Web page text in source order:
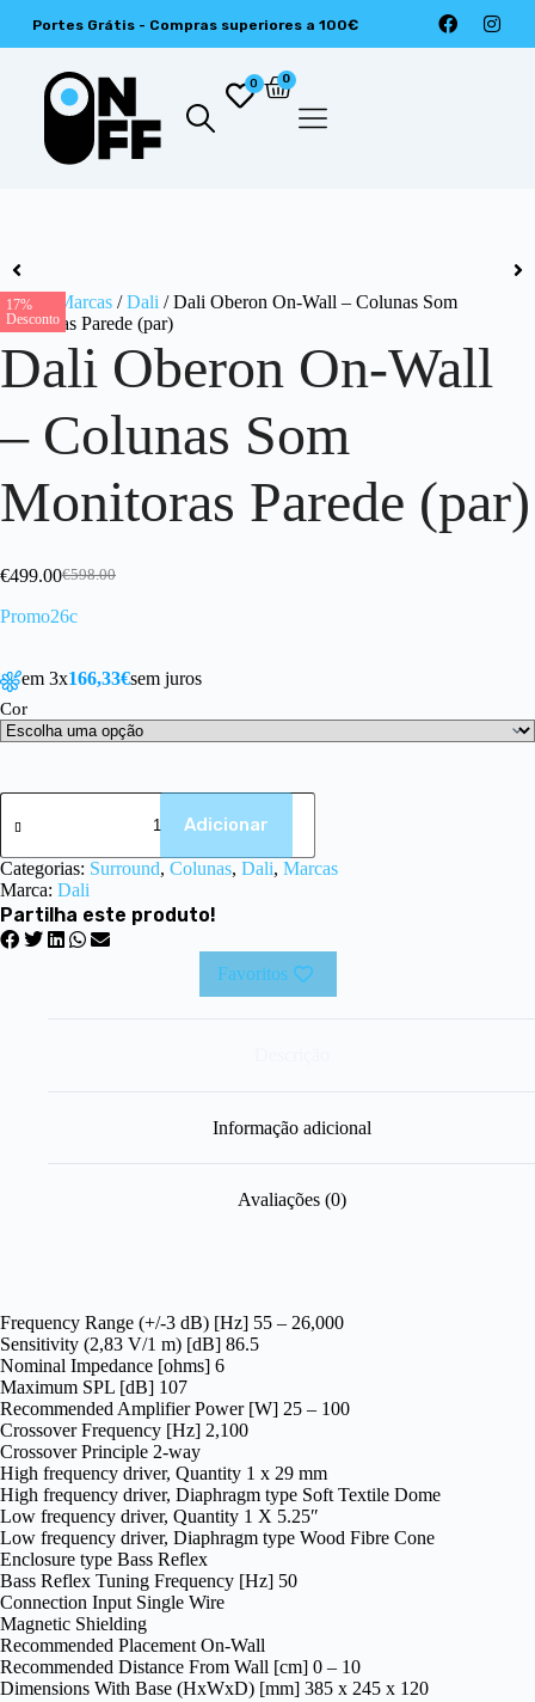
Portes Grátis - Compras superiores a 100€
0 0
17%
Desconto
Início Marcas /Dali / Dali Oberon On-Wall – Colunas Som
Monitoras Parede (par)
Dali Oberon On-Wall
– Colunas Som
Monitoras Parede (par)
€598.00
€499.00
Promo26c
em 3x166,33€sem juros
Cor
Adicionar
Categorias: Surround, Colunas, Dali, Marcas
Marca: Dali
Partilha este produto!
Favoritos
Informação adicional
Avaliações (0)
Frequency Range (+/-3 dB) [Hz] 55 – 26,000
Sensitivity (2,83 V/1 m) [dB] 86.5
Nominal Impedance [ohms] 6
Maximum SPL [dB] 107
Recommended Amplifier Power [W] 25 – 100
Crossover Frequency [Hz] 2,100
Crossover Principle 2-way
High frequency driver, Quantity 1 x 29 mm
High frequency driver, Diaphragm type Soft Textile Dome
Low frequency driver, Quantity 1 X 5.25″
Low frequency driver, Diaphragm type Wood Fibre Cone
Enclosure type Bass Reflex
Bass Reflex Tuning Frequency [Hz] 50
Connection Input Single Wire
Magnetic Shielding
Recommended Placement On-Wall
Recommended Distance From Wall [cm] 0 – 10
Dimensions With Base (HxWxD) [mm] 385 x 245 x 120